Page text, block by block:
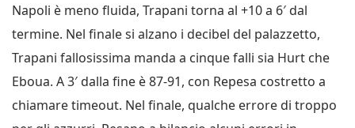
Napoli è meno fluida, Trapani torna al +10 a 6′ dal
termine. Nel finale si alzano i decibel del palazzetto,
Trapani fallosissima manda a cinque falli sia Hurt che
Eboua. A 3′ dalla fine è 87-91, con Repesa costretto a
chiamare timeout. Nel finale, qualche errore di troppo